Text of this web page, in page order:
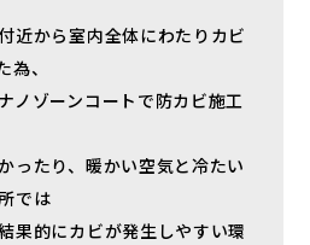
近から室内全体にわたりカビ
、
ノゾーンコートで防カビ施工
ったり、暖かい空気と冷たい
では
果的にカビが発生しやすい環